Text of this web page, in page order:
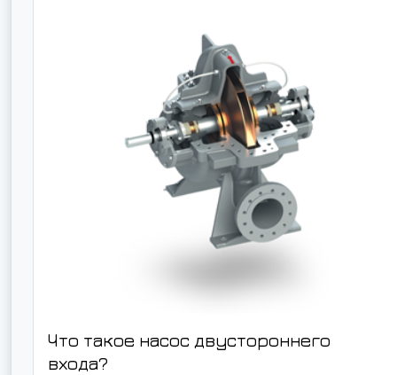
Что такое насос двустороннего
входа?